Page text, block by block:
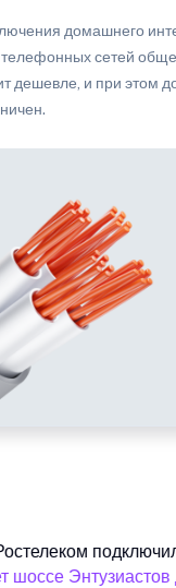
домашнего
сетей
дешевле, и при этом
шоссе Энтузиастов